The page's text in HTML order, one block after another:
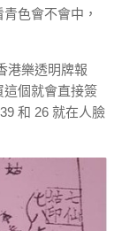
色會不會中，
港樂透明牌報
個就會直接簽
和 26 就在人臉